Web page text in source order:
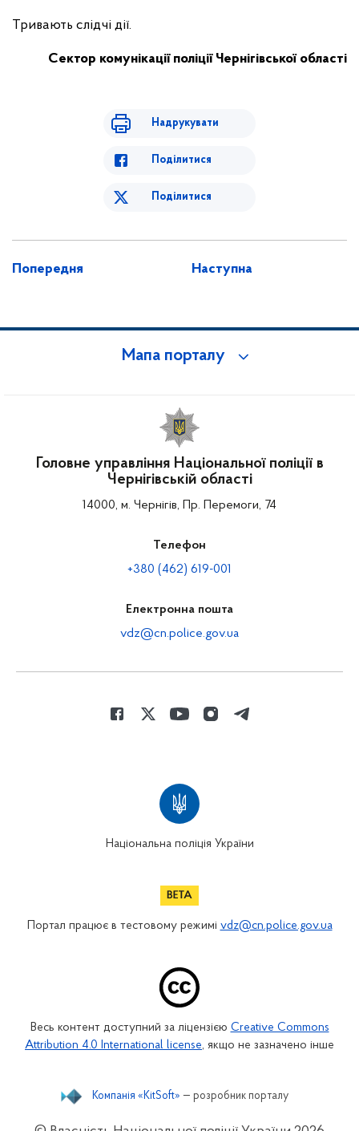
Тривають слідчі дії.
Сектор комунікаціїполіції Чернігівської області
Надрукувати
Поділитися
Поділитися
Попередня Наступна
Мапа порталу
Головне управління Національної поліції в
Чернігівській області
14000, м. Чернігів, Пр. Перемоги, 74
Телефон
+380 (462) 619-001
Електронна пошта
vdz@cn.police.gov.ua
Національна поліція України
Портал працює в тестовому режимі vdz@cn.police.gov.ua
Весь контент доступний за ліцензією Creative Commons
Attribution 4.0 International license, якщо не зазначено інше
Компанія «KitSoft» — розробник порталу